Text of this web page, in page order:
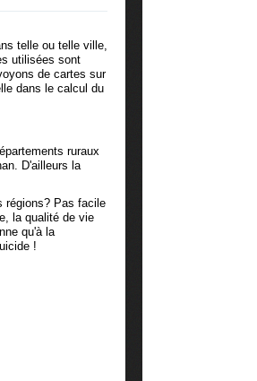
telle ou telle ville,
utilisées sont
de cartes sur
dans le calcul du
ruraux
D'ailleurs la
régions? Pas facile
la qualité de vie
qu'à la
!